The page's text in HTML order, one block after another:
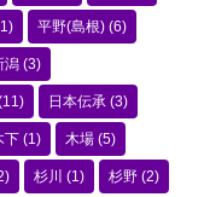
平野(島根) (6)
潟 (3)
日本伝承 (3)
下 (1) 木場 (5)
杉川 (1) 杉野 (2)